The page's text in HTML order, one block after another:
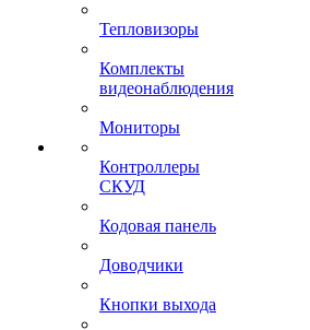
Тепловизоры
Комплекты
видеонаблюдения
Мониторы
Контроллеры
СКУД
Кодовая панель
Доводчики
Кнопки выхода